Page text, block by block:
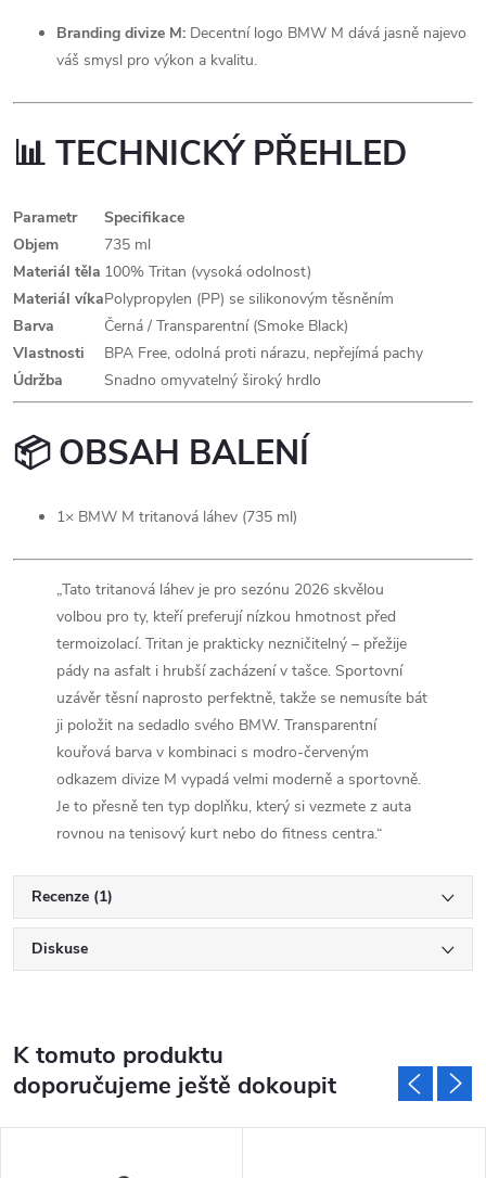
Branding divize M: Decentní logo BMW M dává jasně najevo
váš smysl pro výkon a kvalitu.
📊 TECHNICKÝ PŘEHLED
Parametr
Specifikace
Objem
735 ml
Materiál těla 100% Tritan (vysoká odolnost)
Materiál víkaPolypropylen (PP) se silikonovým těsněním
Barva
Černá / Transparentní (Smoke Black)
Vlastnosti
BPA Free, odolná proti nárazu, nepřejímá pachy
Údržba
Snadno omyvatelný široký hrdlo
📦 OBSAH BALENÍ
1× BMW M tritanová láhev (735 ml)
„Tato tritanová láhev je pro sezónu 2026 skvělou
volbou pro ty, kteří preferují nízkou hmotnost před
termoizolací. Tritan je prakticky nezničitelný – přežije
pády na asfalt i hrubší zacházení v tašce. Sportovní
uzávěr těsní naprosto perfektně, takže se nemusíte bát
ji položit na sedadlo svého BMW. Transparentní
kouřová barva v kombinaci s modro-červeným
odkazem divize M vypadá velmi moderně a sportovně.
Je to přesně ten typ doplňku, který si vezmete z auta
rovnou na tenisový kurt nebo do fitness centra.“
Recenze (1)
Diskuse
K tomuto produktu
doporučujeme ještě dokoupit